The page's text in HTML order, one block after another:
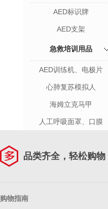
AED标识牌
AED支架
急救培训用品
AED训练机、电极片
心肺复苏模拟人
海姆立克马甲
人工呼吸面罩、口膜
品类齐全，轻松购物
购物指南